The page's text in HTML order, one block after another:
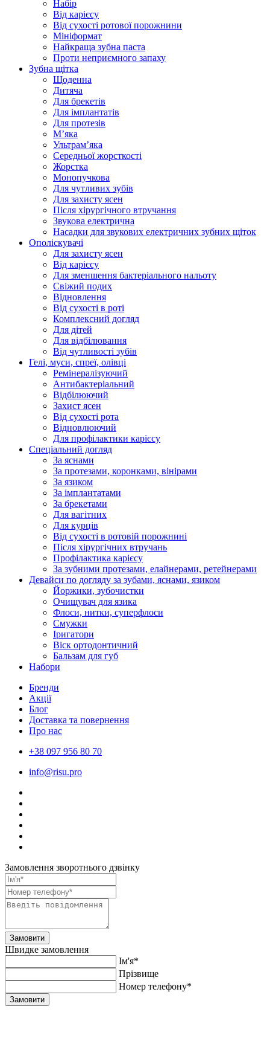
Набір
Від карієсу
Від сухості ротової порожнини
Мініформат
Найкраща зубна паста
Проти неприємного запаху
Зубна щітка
Щоденна
Дитяча
Для брекетів
Для імплантатів
Для протезів
Мʼяка
Ультрамʼяка
Середньої жорсткості
Жорстка
Монопучкова
Для чутливих зубів
Для захисту ясен
Після хірургічного втручання
Звукова електрична
Насадки для звукових електричних зубних щіток
Ополіскувачі
Для захисту ясен
Від карієсу
Для зменшення бактеріального нальоту
Свіжий подих
Відновлення
Від сухості в роті
Комплексний догляд
Для дітей
Для відбілювання
Від чутливості зубів
Гелі, муси, спреї, олівці
Ремінералізуючий
Антибактеріальний
Відбілюючий
Захист ясен
Від сухості рота
Відновлюючий
Для профілактики карієсу
Спеціальний догляд
За яснами
За протезами, коронками, вінірами
За язиком
За імплантатами
За брекетами
Для вагітних
Для курців
Від сухості в ротовій порожнині
Після хірургічних втручань
Профілактика карієсу
За зубними протезами, елайнерами, ретейнерами
Девайси по догляду за зубами, яснами, язиком
Йоржики, зубочистки
Очищувач для язика
Флоси, нитки, суперфлоси
Смужки
Іригатори
Віск ортодонтичний
Бальзам для губ
Набори
Бренди
Акції
Блог
Доставка та повернення
Про нас
+38 097 956 80 70
info@risu.pro
Замовлення зворотнього дзвінку
Замовити
Швидке замовлення
Ім'я*
Прiзвище
Номер телефону*